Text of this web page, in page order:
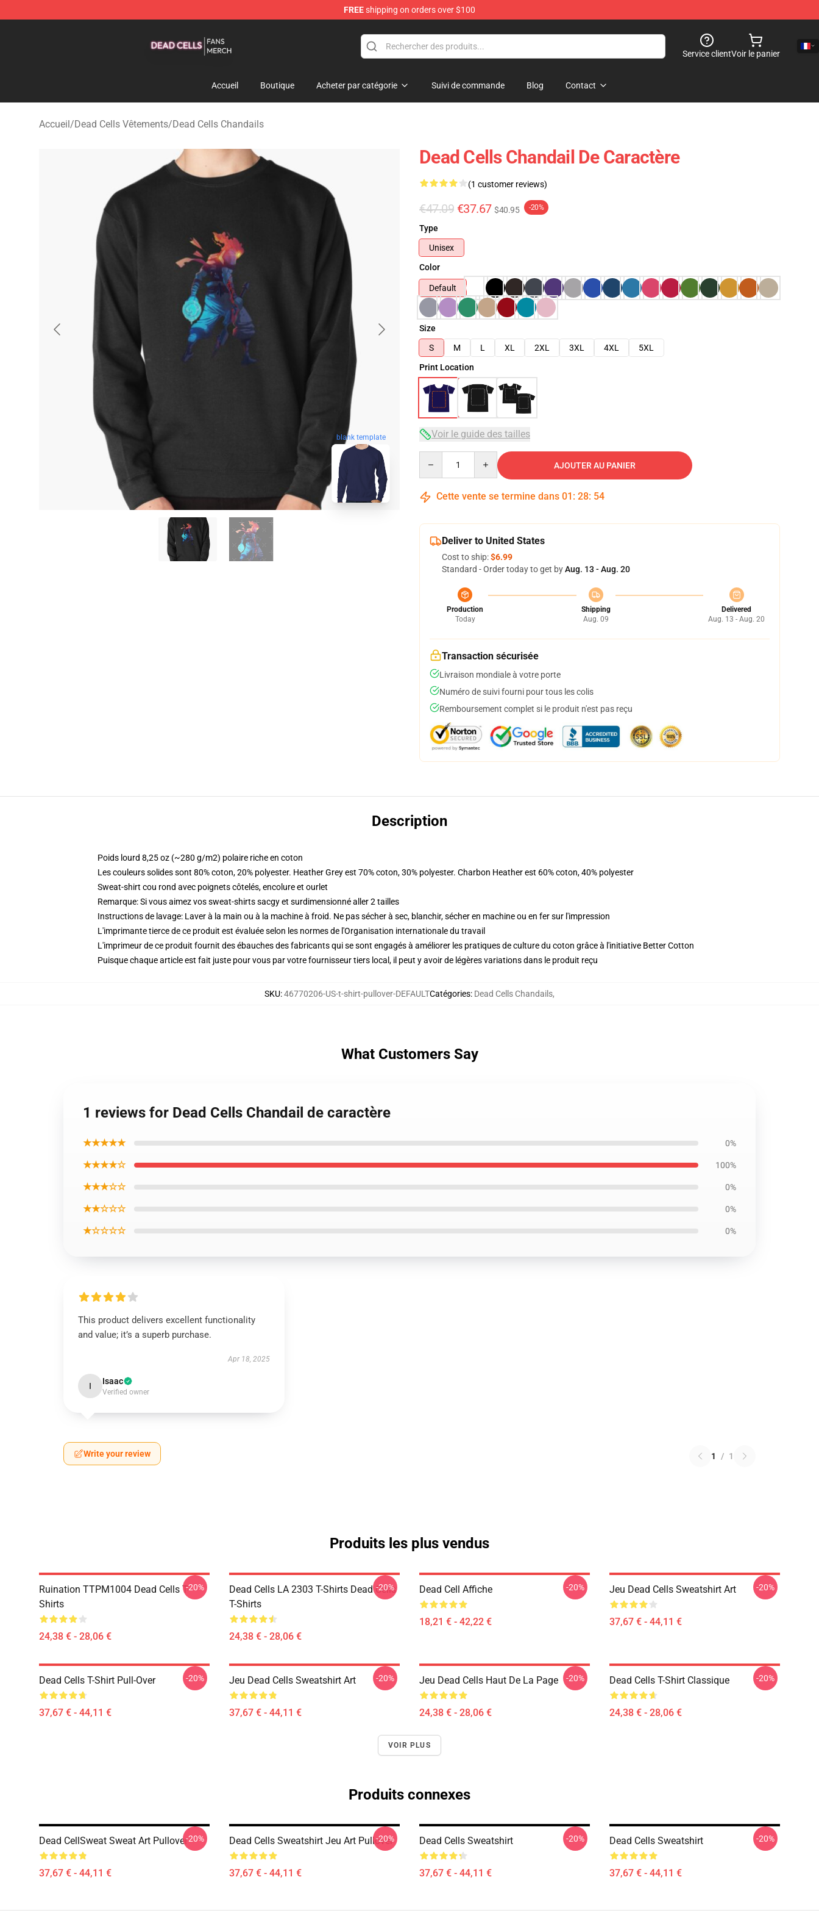
FREEshipping on orders over $100
Service clientVoir le panier
Accueil Boutique Acheter par catégorie Suivi de commande Blog Contact
Accueil/Dead Cells Vêtements/Dead Cells Chandails
blank template
Dead Cells Chandail De Caractère
(1 customer reviews)
€47.09 €37.67 $40.95 -20%
Type
Unisex
Color
Default
Size
S
M L XL 2XL 3XL 4XL
5XL
Print Location
Voir le guide des tailles
AJOUTER AU PANIER
Cette vente se termine dans 01 : 28: 53
Deliver to United States
Cost to ship:$6.99
Standard - Order today to get byAug. 13 - Aug. 20
Production
Today
Shipping
Aug. 09
Delivered
Aug. 13 - Aug. 20
Transaction sécurisée
Livraison mondiale à votre porte
Numéro de suivi fourni pour tous les colis
Remboursement complet si le produit n'est pas reçu
Description
Poids lourd 8,25 oz (~280 g/m2) polaire riche en coton
Les couleurs solides sont 80% coton, 20% polyester. Heather Grey est 70% coton, 30% polyester. Charbon Heather est 60% coton, 40% polyester
Sweat-shirt cou rond avec poignets côtelés, encolure et ourlet
Remarque: Si vous aimez vos sweat-shirts sacgy et surdimensionné aller 2 tailles
Instructions de lavage: Laver à la main ou à la machine à froid. Ne pas sécher à sec, blanchir, sécher en machine ou en fer sur l'impression
L'imprimante tierce de ce produit est évaluée selon les normes de l'Organisation internationale du travail
L'imprimeur de ce produit fournit des ébauches des fabricants qui se sont engagés à améliorer les pratiques de culture du coton grâce à l'initiative Better Cotton
Puisque chaque article est fait juste pour vous par votre fournisseur tiers local, il peut y avoir de légères variations dans le produit reçu
SKU:46770206-US-t-shirt-pullover-DEFAULTCatégories: Dead Cells Chandails,
What Customers Say
1 reviews for Dead Cells Chandail de caractère
★★★★★ 0%
★★★★☆ 100%
★★★☆☆ 0%
★★☆☆☆ 0%
★☆☆☆☆ 0%
This product delivers excellent functionality
and value; it’s a superb purchase.
Apr 18, 2025
I Isaac
Verified owner
Write your review 1 / 1
Produits les plus vendus
Ruination TTPM1004 Dead Cells T-
Shirts
24,38 € - 28,06 €
-20%
Dead Cells LA 2303 T-Shirts Dead Cells
T-Shirts
24,38 € - 28,06 €
-20% Dead Cell Affiche
18,21 € - 42,22 €
-20% Jeu Dead Cells Sweatshirt Art
37,67 € - 44,11 €
-20%
Dead Cells T-Shirt Pull-Over
37,67 € - 44,11 €
-20% Jeu Dead Cells Sweatshirt Art
37,67 € - 44,11 €
-20% Jeu Dead Cells Haut De La Page
24,38 € - 28,06 €
-20% Dead Cells T-Shirt Classique
24,38 € - 28,06 €
-20%
VOIR PLUS
Produits connexes
Dead CellSweat Sweat Art Pullover
37,67 € - 44,11 €
-20% Dead Cells Sweatshirt Jeu Art Pullover
37,67 € - 44,11 €
-20% Dead Cells Sweatshirt
37,67 € - 44,11 €
-20% Dead Cells Sweatshirt
37,67 € - 44,11 €
-20%